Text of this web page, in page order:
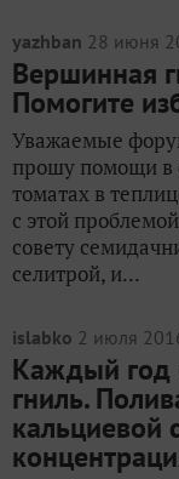
yazhban 28 июня
Вершинная
Помогите
Уважаемые
прошу помощи в
томатах в
с этой
совету
селитрой, и...
islabko 2 июля
Каждый год
гниль.
кальциевой